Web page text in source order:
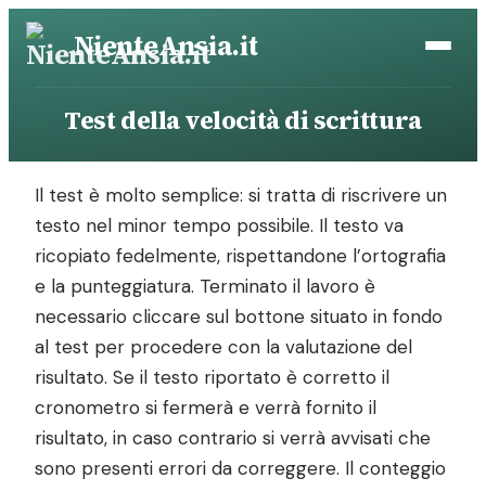
Vai
NienteAnsia.it
Test della velocità di scrittura
Il test è molto semplice: si tratta di riscrivere un
testo nel minor tempo possibile. Il testo va
ricopiato fedelmente, rispettandone l’ortografia
e la punteggiatura. Terminato il lavoro è
necessario cliccare sul bottone situato in fondo
al test per procedere con la valutazione del
risultato. Se il testo riportato è corretto il
cronometro si fermerà e verrà fornito il
risultato, in caso contrario si verrà avvisati che
sono presenti errori da correggere. Il conteggio